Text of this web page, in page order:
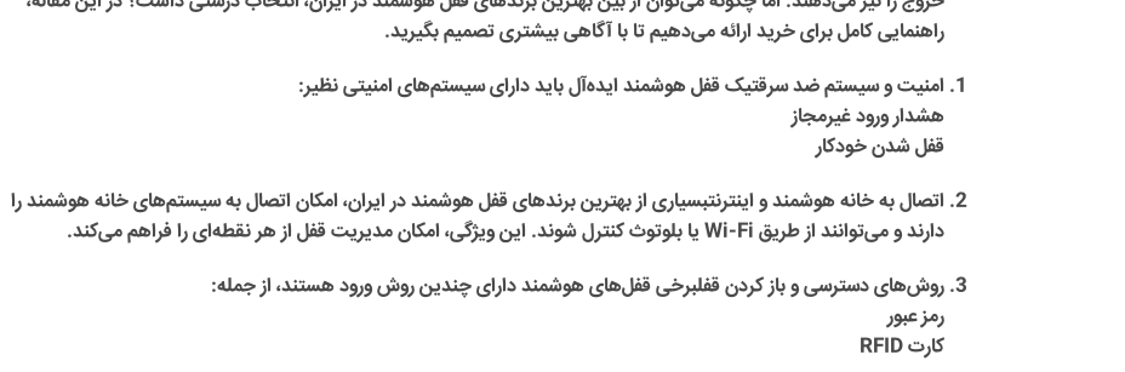
راهنمایی کامل برای خرید ارائه می‌دهیم تا با آگاهی بیشتری تصمیم بگیرید.
امنیت و سیستم ضد سرقتیک قفل هوشمند ایده‌آل باید دارای سیستم‌های امنیتی نظیر:
هشدار ورود غیرمجاز
قفل شدن خودکار
اتصال به خانه هوشمند و اینترنتبسیاری از بهترین برندهای قفل هوشمند در ایران، امکان اتصال به سیستم‌های خانه هوشمند را
دارند و می‌توانند از طریق Wi-Fi یا بلوتوث کنترل شوند. این ویژگی، امکان مدیریت قفل از هر نقطه‌ای را فراهم می‌کند.
روش‌های دسترسی و باز کردن قفلبرخی قفل‌های هوشمند دارای چندین روش ورود هستند، از جمله:
رمز عبور
کارت RFID